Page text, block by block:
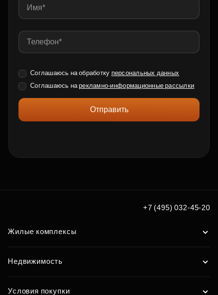
Соглашаюсь на обработку персональных данных
Соглашаюсь нарекламно-информационные рассылки
Отправить
+7 (495) 032-45-20
Жилые комплексы
Недвижимость
Условия покупки